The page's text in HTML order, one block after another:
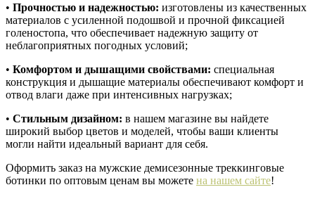
• Прочностью и надежностью: изготовлены из качественных
материалов с усиленной подошвой и прочной фиксацией
голеностопа, что обеспечивает надежную защиту от
неблагоприятных погодных условий;
• Комфортом и дышащими свойствами: специальная
конструкция и дышащие материалы обеспечивают комфорт и
отвод влаги даже при интенсивных нагрузках;
• Стильным дизайном: в нашем магазине вы найдете
широкий выбор цветов и моделей, чтобы ваши клиенты
могли найти идеальный вариант для себя.
Оформить заказ на мужские демисезонные треккинговые
ботинки по оптовым ценам вы можете на нашем сайте!